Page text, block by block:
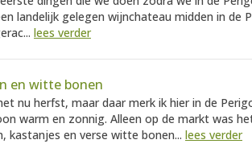
landelijk gelegen wijnchateau midden in de
lees verder
en witte bonen
nu herfst, maar daar merk ik hier in de
warm en zonnig. Alleen op de markt was
kastanjes en verse witte bonen... lees verder